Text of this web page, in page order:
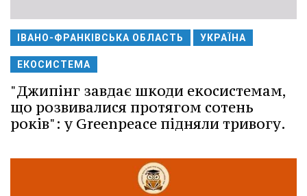
ІВАНО-ФРАНКІВСЬКА ОБЛАСТЬ УКРАЇНА
ЕКОСИСТЕМА
"Джипінг завдає шкоди екосистемам,
що розвивалися протягом сотень
років": у Greenpeace підняли тривогу.